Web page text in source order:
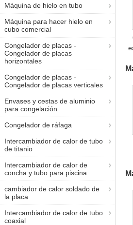
Máquina de hielo en tubo
Máquina para hacer hielo en
cubo comercial
Congelador de placas -
Congelador de placas
horizontales
Congelador de placas -
Congelador de placas verticales
Envases y cestas de aluminio
para congelación
Congelador de ráfaga
Intercambiador de calor de tubo
de titanio
Intercambiador de calor de
concha y tubo para piscina
cambiador de calor soldado de
la placa
Intercambiador de calor de tubo
coaxial